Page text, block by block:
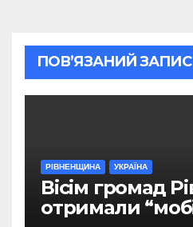
ПОВ’ЯЗАНИЙ ЗАПИС
РІВНЕНЩИНА УКРАЇНА
Вісім громад
отримали